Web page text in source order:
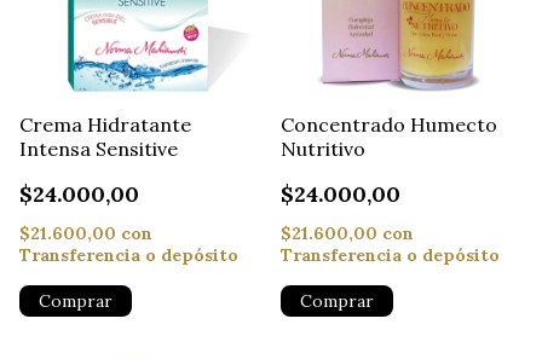
Crema Hidratante
Intensa Sensitive
$24.000,00
$21.600,00 con
Transferencia o depósito
Concentrado Humecto
Nutritivo
$24.000,00
$21.600,00 con
Transferencia o depósito